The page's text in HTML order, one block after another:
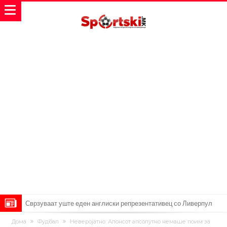
Сврзуваат уште еден англиски репрезентативец со Ливерпул
Замена за Влаховиќ: Напаѓачот на Манчестер доаѓа во Јувентус!
Дома Фудбал
Неверојатно: Алонсот апсолутно немаше поим за